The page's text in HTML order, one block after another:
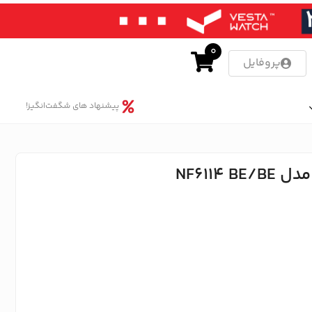
پروفایل
0
پیشنهاد های شگفت‌انگیز!